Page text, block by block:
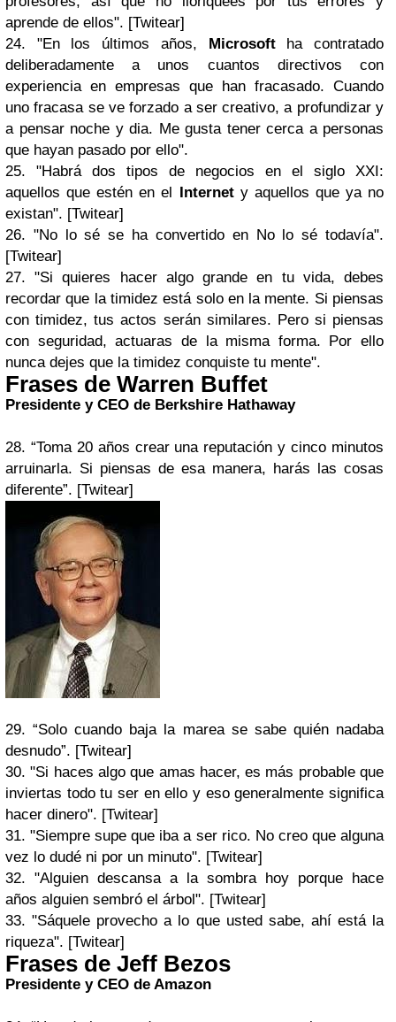
aprende de ellos". [Twitear]
24. "En los últimos años, Microsoftha contratado
deliberadamente a unos cuantos directivos con
experiencia en empresas que han fracasado. Cuando
uno fracasa se ve forzado a ser creativo, a profundizar y
a pensar noche y dia. Me gusta tener cerca a personas
que hayan pasado por ello".
25. "Habrá dos tipos de negocios en el siglo XXI:
aquellos que estén en el Internety aquellos que ya no
existan". [Twitear]
26. "No lo sé se ha convertido en No lo sé todavía".
[Twitear]
27. "Si quieres hacer algo grande en tu vida, debes
recordar que la timidez está solo en la mente. Si piensas
con timidez, tus actos serán similares. Pero si piensas
con seguridad, actuaras de la misma forma. Por ello
nunca dejes que la timidez conquiste tu mente".
Frases de Warren Buffet
Presidente y CEO de Berkshire Hathaway
28. “Toma 20 años crear una reputación y cinco minutos
arruinarla. Si piensas de esa manera, harás las cosas
diferente”. [Twitear]
29. “Solo cuando baja la marea se sabe quién nadaba
desnudo”. [Twitear]
30. "Si haces algo que amas hacer, es más probable que
inviertas todo tu ser en ello y eso generalmente significa
hacer dinero". [Twitear]
31. "Siempre supe que iba a ser rico. No creo que alguna
vez lo dudé ni por un minuto". [Twitear]
32. "Alguien descansa a la sombra hoy porque hace
años alguien sembró el árbol". [Twitear]
33. "Sáquele provecho a lo que usted sabe, ahí está la
riqueza". [Twitear]
Frases de Jeff Bezos
Presidente y CEO de Amazon